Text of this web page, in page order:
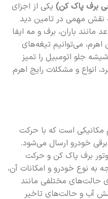
برف پاک کن) یکی از اجزای
نقش مهمی در تامین دید
مانند باران، برف و مه ایفا
می‌توانیم تیغه‌های
جلو اتومبیل را تمیز
انواع و مشکلات رایج اهرم
مکانیکی است که با حرکت
خودرو ارسال می‌شود.
برف پاک کن و حرکت
به نوع خودرو و امکانات آن،
حالت‌های مختلفی مانند
آب و حالت‌های تاخیر